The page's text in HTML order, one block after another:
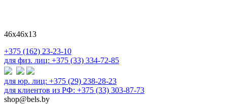
46х46х13
+375 (162) 23-23-10
для физ. лиц: +375 (33) 334-72-85
для юр. лиц: +375 (29) 238-28-23
для клиентов из РФ: +375 (33) 303-87-73
shop@bels.by